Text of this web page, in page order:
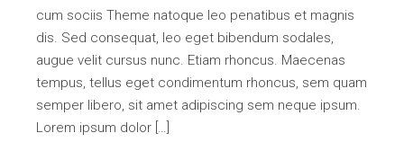
cum sociis Theme natoque leo penatibus et magnis
dis. Sed consequat, leo eget bibendum sodales,
augue velit cursus nunc. Etiam rhoncus. Maecenas
tempus, tellus eget condimentum rhoncus, sem quam
semper libero, sit amet adipiscing sem neque ipsum.
Lorem ipsum dolor […]